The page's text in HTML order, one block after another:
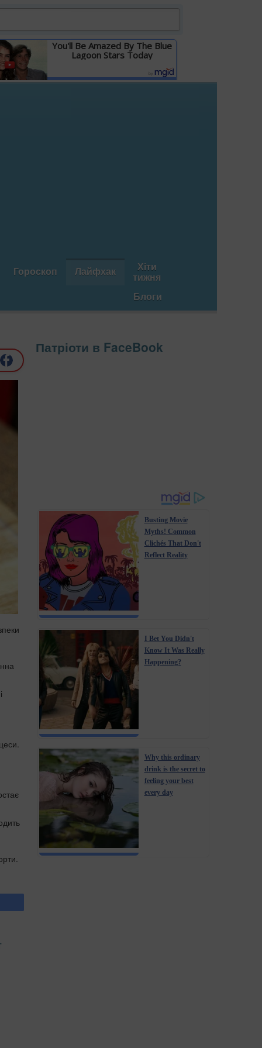
You'll Be Amazed By The Blue
Lagoon Stars Today
Детальніше
Гороскоп Лайфхак Хіти
тижня
Блоги
Патріоти в FaceBook
Busting Movie
Myths! Common
Clichés That Don't
Reflect Reality
I Bet You Didn't
Know It Was Really
Happening?
Why this ordinary
drink is the secret to
feeling your best
every day